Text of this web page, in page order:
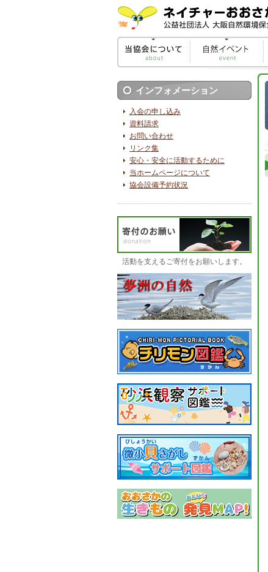
インフォメーション
入会の申し込み
資料請求
お問い合わせ
リンク集
安心・安全に活動するために
当ホームページについて
協会設備予約状況
活動を支えるご寄付をお願いします。